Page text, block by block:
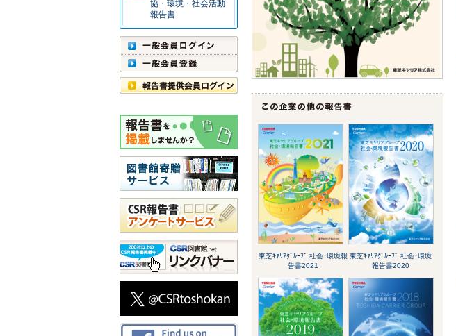
協・環境・社会活動
報告書
東芝ｷﾔﾘｱｸﾞﾙｰﾌﾟ 社会･環境報
告書2021
東芝ｷﾔﾘｱｸﾞﾙｰﾌﾟ 社会･環境
報告書2020